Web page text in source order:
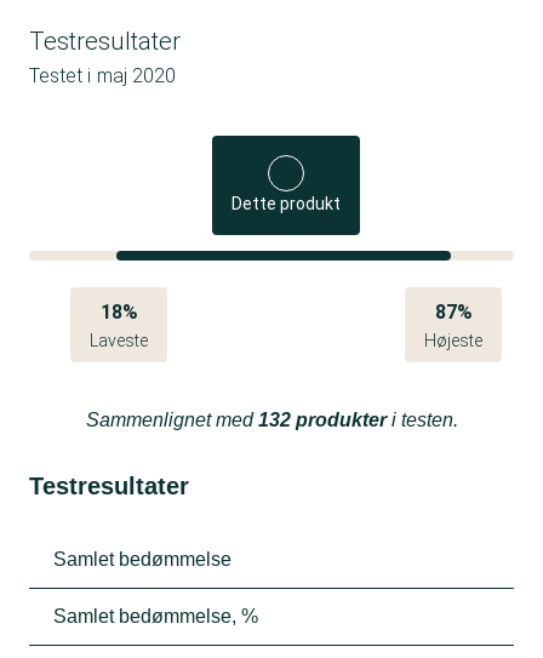
Testresultater
Testet i maj 2020
Dette produkt
18%
Laveste
87%
Højeste
Sammenlignet med132 produkteri testen.
Testresultater
Samlet bedømmelse
Samlet bedømmelse, %